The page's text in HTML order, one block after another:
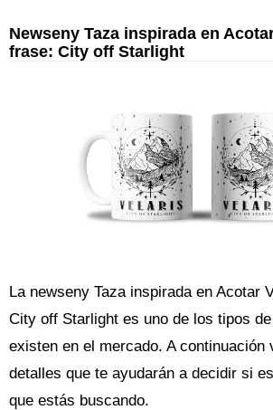
Newseny Taza inspirada en
frase: City off Starlight
La newseny Taza inspirada en Acotar
City off Starlight es uno de los tipos
existen en el mercado. A continuación
detalles que te ayudarán a decidir si
que estás buscando.